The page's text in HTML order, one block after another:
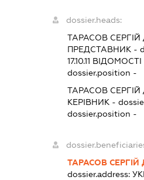
dossier.heads:
ТАРАСОВ
ПРЕДСТАВНИК-
17.10.11 ВІДОМОСТІ
dossier.position -
ТАРАСОВ
КЕРІВНИК-
dossier.position -
ТАРАСОВ
dossier.address: